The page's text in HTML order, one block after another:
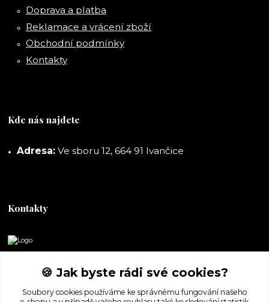
Doprava a platba
Reklamace a vrácení zboží
Obchodní podmínky
Kontakty
Kde nás najdete
Adresa: Ve sboru 12, 664 91 Ivančice
Kontakty
+420 777 247 722
(Po-Pá, 8-16 hod.)
🍪 Jak byste rádi své cookies?
Soubory cookies používáme ke správnému fungování našeho